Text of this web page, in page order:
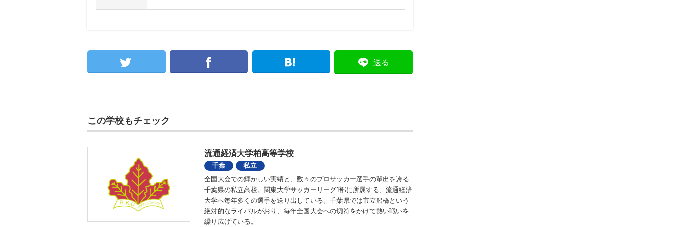
送る
この学校もチェック
流通経済大学柏高等学校
千葉 私立
全国大会での輝かしい実績と、数々のプロサッカー選手の輩出を誇る
千葉県の私立高校。関東大学サッカーリーグ1部に所属する、流通経済
大学へ毎年多くの選手を送り出している。千葉県では市立船橋という
絶対的なライバルがおり、毎年全国大会への切符をかけて熱い戦いを
繰り広げている。